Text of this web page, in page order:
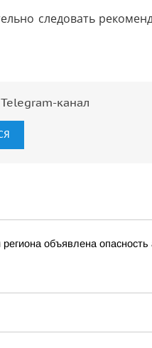
следовать
канал
объявлена